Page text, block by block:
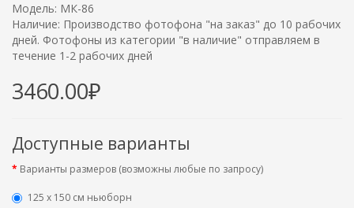
Модель: МК-86
Наличие: Производство фотофона "на заказ" до 10 рабочих
дней. Фотофоны из категории "в наличие" отправляем в
течение 1-2 рабочих дней
3460.00₽
Доступные варианты
Варианты размеров (возможны любые по запросу)
125 x 150 см ньюборн